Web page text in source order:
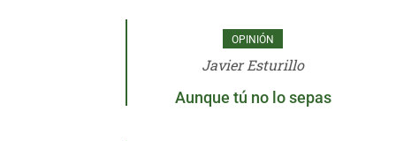
OPINIÓN
Javier Esturillo
Aunque tú no lo sepas